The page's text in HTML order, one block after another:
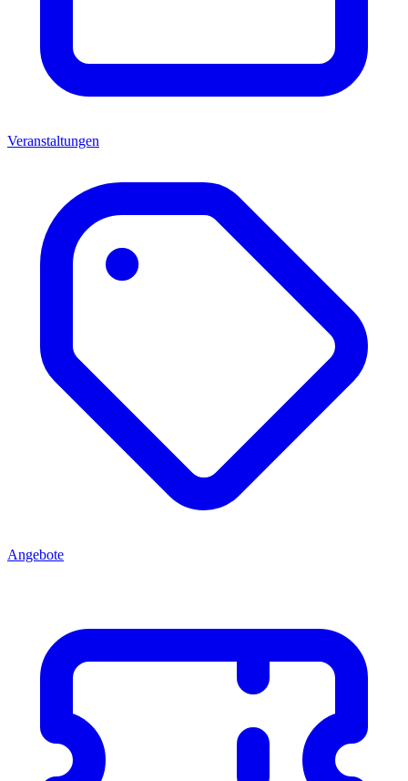
Veranstaltungen
Angebote